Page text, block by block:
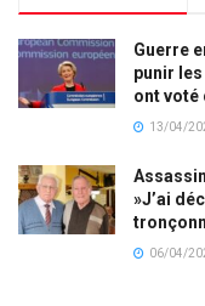
Guerre
punir
ont voté
13/04/
»J’ai
06/04/